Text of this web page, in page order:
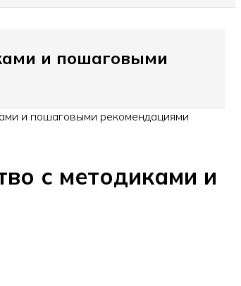
и пошаговыми
и пошаговыми рекомендациями
с методиками и